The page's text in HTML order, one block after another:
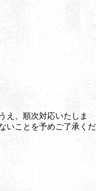
え、順次対応いたしま
いことを予めご了承くだ